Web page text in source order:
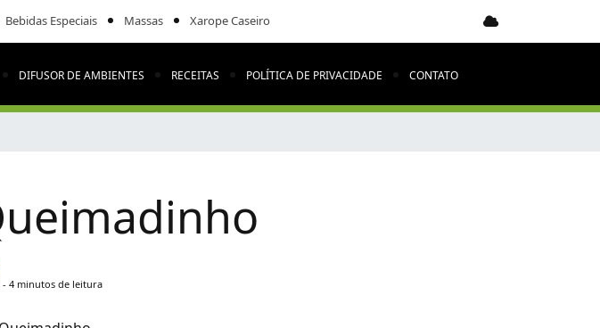
Bebidas Especiais Massas Xarope Caseiro
DIFUSOR DE AMBIENTES RECEITAS POLÍTICA DE PRIVACIDADE CONTATO
- 4 minutos de leitura